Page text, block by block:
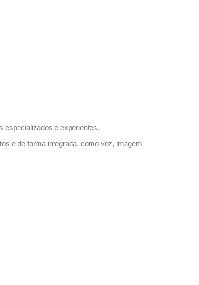
especializados e experientes.
e de forma integrada, como voz, imagem